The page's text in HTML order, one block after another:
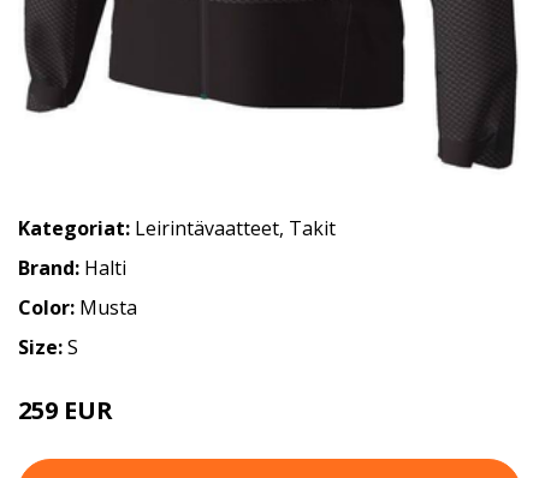
Kategoriat: Leirintävaatteet, Takit
Brand: Halti
Color: Musta
Size:S
259 EUR